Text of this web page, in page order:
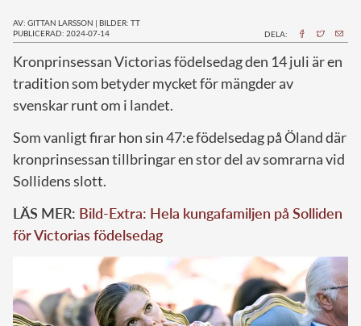
AV: GITTAN LARSSON | BILDER: TT
PUBLICERAD: 2024-07-14
DELA:
Kronprinsessan Victorias födelsedag den 14 juli är en
tradition som betyder mycket för mängder av
svenskar runt om i landet.
Som vanligt firar hon sin 47:e födelsedag på Öland där
kronprinsessan tillbringar en stor del av somrarna vid
Sollidens slott.
LÄS MER: Bild-Extra: Hela kungafamiljen på Solliden
för Victorias födelsedag